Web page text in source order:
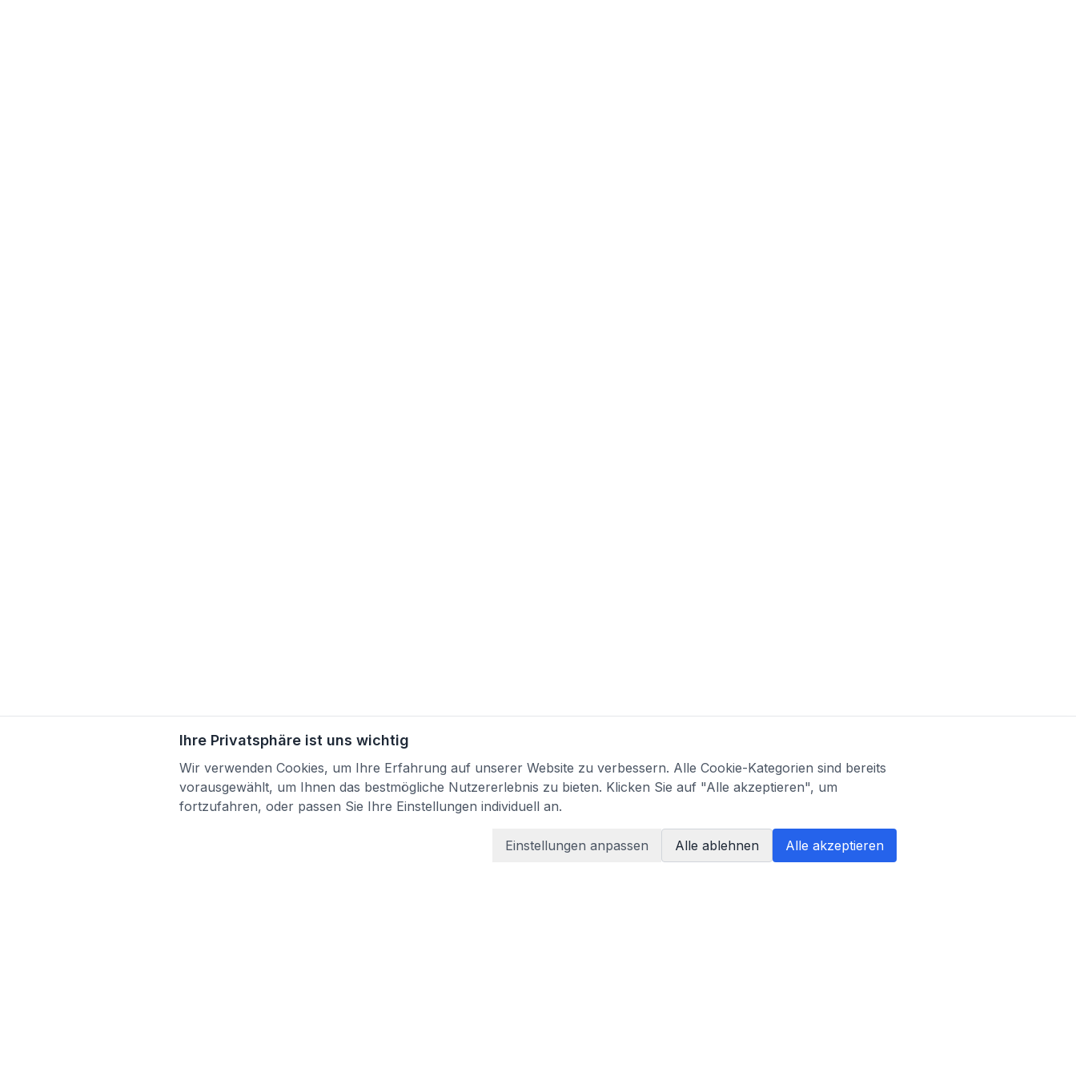
Ihre Privatsphäre ist uns wichtig
Wir verwenden Cookies, um Ihre Erfahrung auf unserer Website zu verbessern. Alle Cookie-Kategorien sind bereits
vorausgewählt, um Ihnen das bestmögliche Nutzererlebnis zu bieten. Klicken Sie auf "Alle akzeptieren", um
fortzufahren, oder passen Sie Ihre Einstellungen individuell an.
Einstellungen anpassen Alle ablehnen Alle akzeptieren